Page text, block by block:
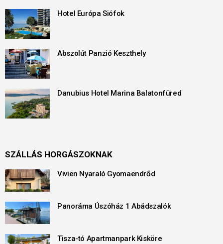
Hotel Európa Siófok
Abszolút Panzió Keszthely
Danubius Hotel Marina Balatonfüred
SZÁLLÁS HORGÁSZOKNAK
Vivien Nyaraló Gyomaendrőd
Panoráma Úszóház 1 Abádszalók
Tisza-tó Apartmanpark Kisköre